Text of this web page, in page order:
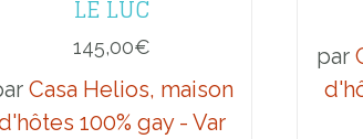
LE LUC
145,00€
Casa Helios, maison
100% gay - Var
par